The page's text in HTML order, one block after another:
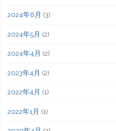
2024年6月 (3)
2024年5月 (2)
2024年4月 (2)
2023年4月 (2)
2022年4月 (1)
2022年1月 (1)